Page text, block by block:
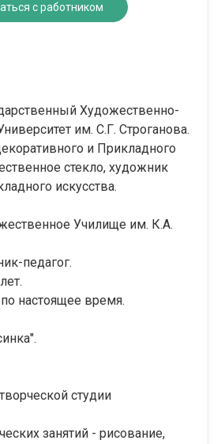
с работником
Художественно-
им. С.Г. Строганова.
и Прикладного
стекло, художник
искусства.
Училище им. К.А.
педагог.
настоящее время.
студии
занятий - рисование,